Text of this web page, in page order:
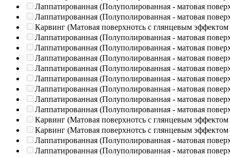
Лаппатированная (Полуполированная - матовая
Лаппатированная (Полуполированная - матовая
Карвинг (Матовая поверхнотсь с глянцевым эффектом
Лаппатированная (Полуполированная - матовая
Лаппатированная (Полуполированная - матовая
Лаппатированная (Полуполированная - матовая
Лаппатированная (Полуполированная - матовая
Лаппатированная (Полуполированная - матовая
Лаппатированная (Полуполированная - матовая
Лаппатированная (Полуполированная - матовая
Лаппатированная (Полуполированная - матовая
Карвинг (Матовая поверхнотсь с глянцевым эффектом
Карвинг (Матовая поверхнотсь с глянцевым эффектом
Лаппатированная (Полуполированная - матовая
Лаппатированная (Полуполированная - матовая